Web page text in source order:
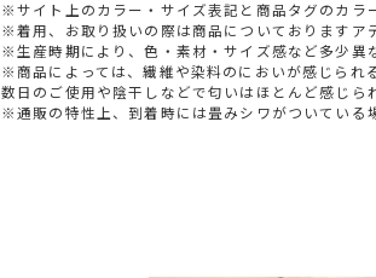
※サイト上のカラー・サイズ表記と商品タグのカラ
※着用、お取り扱いの際は商品についておりますア
※生産時期により、色・素材・サイズ感など多少異
※商品によっては、繊維や染料のにおいが感じられ
数日のご使用や陰干しなどで匂いはほとんど感じら
※通販の特性上、到着時には畳みシワがついている